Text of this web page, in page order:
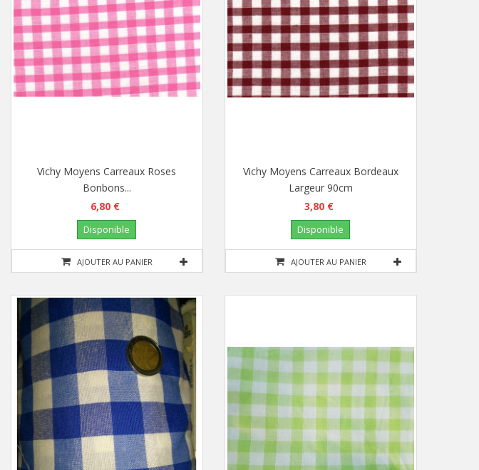
AJOUTER AU PANIER
Vichy Moyens Carreaux Roses
Bonbons...
6,80 €
Disponible
AJOUTER AU PANIER
Vichy Moyens Carreaux Bordeaux
Largeur 90cm
3,80 €
Disponible